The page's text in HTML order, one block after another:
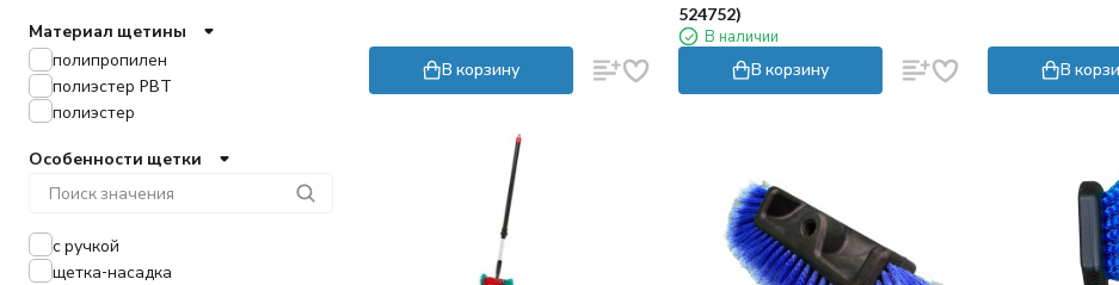
В корзину
524752)
В наличии
В корзину В
Материал щетины
полипропилен
полиэстер PBT
полиэстер
Особенности щетки
с ручкой
щетка-насадка